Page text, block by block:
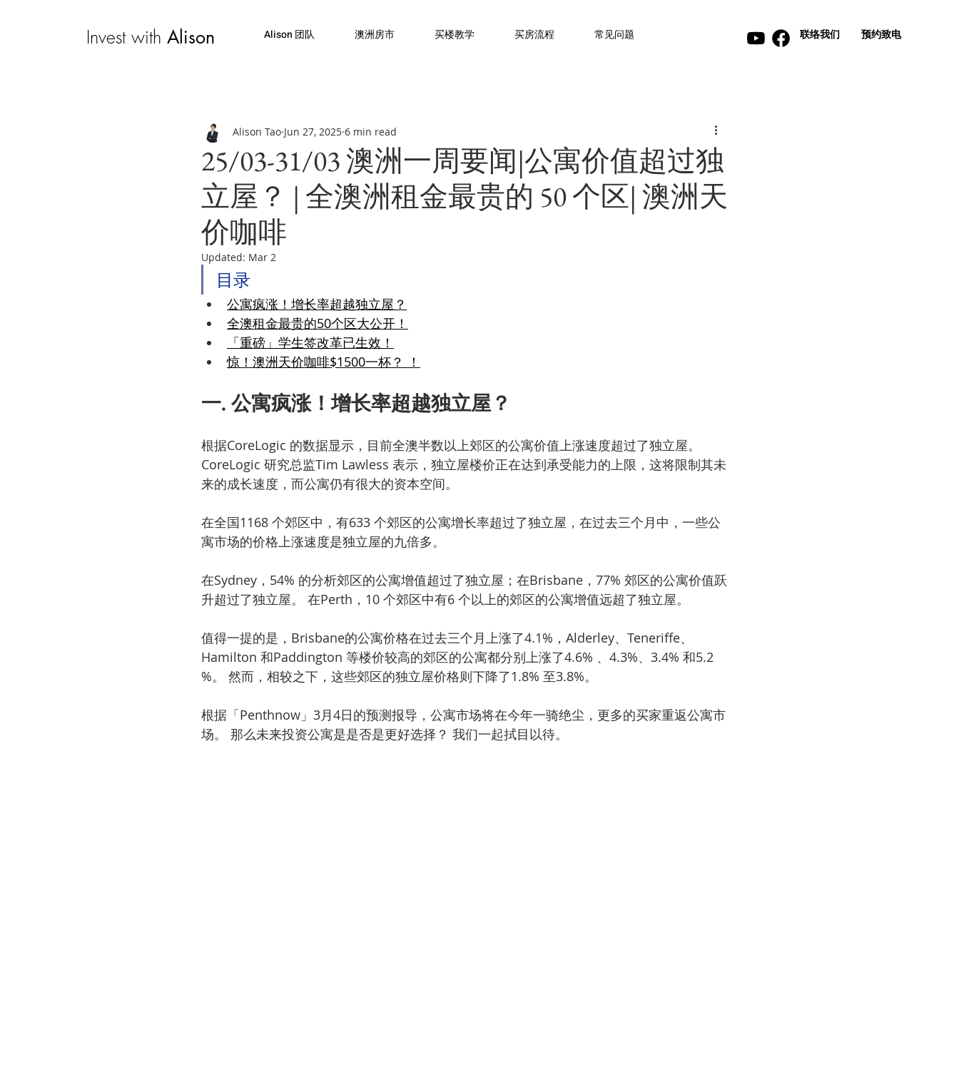
Invest with Alison Alison 团队 澳洲房市 买楼教学 买房流程 常见问题 联络我们 预约致电
25/03-31/03 澳洲一周要闻|公寓价值超过独
立屋？ | 全澳洲租金最贵的 50 个区| 澳洲天
价咖啡
Alison Tao Jun 27, 2025 6 min read
Updated: Mar 2
目录
公寓疯涨！增长率超越独立屋？
全澳租金最贵的50个区大公开！
「重磅」学生签改革已生效！
惊！澳洲天价咖啡$1500一杯？ ！
一. 公寓疯涨！增长率超越独立屋？
根据CoreLogic 的数据显示，目前全澳半数以上郊区的公寓价值上涨速度超过了独立屋。
CoreLogic 研究总监Tim Lawless 表示，独立屋楼价正在达到承受能力的上限，这将限制其未
来的成长速度，而公寓仍有很大的资本空间。
在全国1168 个郊区中，有633 个郊区的公寓增长率超过了独立屋，在过去三个月中，一些公
寓市场的价格上涨速度是独立屋的九倍多。
在Sydney，54% 的分析郊区的公寓增值超过了独立屋；在Brisbane，77% 郊区的公寓价值跃
升超过了独立屋。 在Perth，10 个郊区中有6 个以上的郊区的公寓增值远超了独立屋。
值得一提的是，Brisbane的公寓价格在过去三个月上涨了4.1%，Alderley、Teneriffe、
Hamilton 和Paddington 等楼价较高的郊区的公寓都分别上涨了4.6% 、4.3%、3.4% 和5.2
%。 然而，相较之下，这些郊区的独立屋价格则下降了1.8% 至3.8%。
根据「Penthnow」3月4日的预测报导，公寓市场将在今年一骑绝尘，更多的买家重返公寓市
场。 那么未来投资公寓是是否是更好选择？ 我们一起拭目以待。